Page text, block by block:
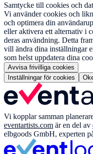
Samtycke till cookies och
Vi använder cookies och
och optimera din
eller aktivera ett alternativ i
deras användning. Detta
vill ändra dina inställningar
som helst uppdatera dina
Avvisa frivilliga cookies
Inställningar för cookies
Vi kopplar samman
eventartists.com är en del av
elbgoods GmbH, experten